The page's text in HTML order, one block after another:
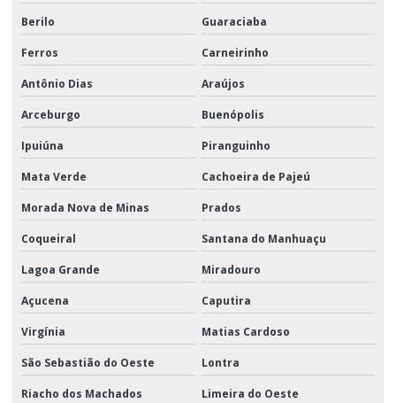
Berilo Guaraciaba
Ferros Carneirinho
Antônio Dias Araújos
Arceburgo Buenópolis
Ipuiúna Piranguinho
Mata Verde Cachoeira de Pajeú
Morada Nova de Minas Prados
Coqueiral Santana do Manhuaçu
Lagoa Grande Miradouro
Açucena Caputira
Virgínia Matias Cardoso
São Sebastião do Oeste Lontra
Riacho dos Machados Limeira do Oeste